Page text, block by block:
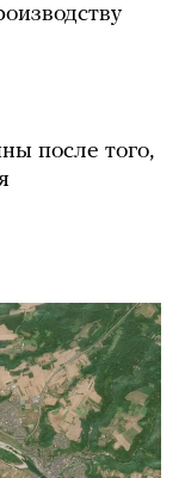
после того,